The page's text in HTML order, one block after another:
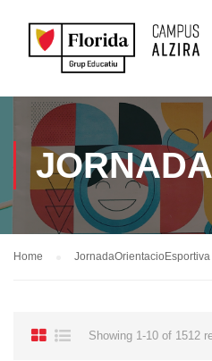
Home JornadaOrientacioEsportiva
Showing 1-10 of 1512